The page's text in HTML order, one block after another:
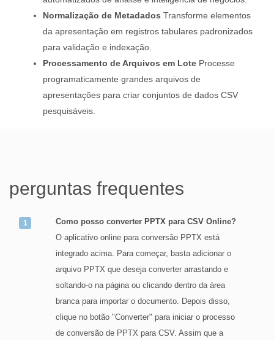
Normalização de Metadados Transforme elementos
da apresentação em registros tabulares padronizados
para validação e indexação.
Processamento de Arquivos em Lote Processe
programaticamente grandes arquivos de
apresentações para criar conjuntos de dados CSV
pesquisáveis.
perguntas frequentes
Como posso converter PPTX para CSV Online?
O aplicativo online para conversão PPTX está
integrado acima. Para começar, basta adicionar o
arquivo PPTX que deseja converter arrastando e
soltando-o na página ou clicando dentro da área
branca para importar o documento. Depois disso,
clique no botão "Converter" para iniciar o processo
de conversão de PPTX para CSV. Assim que a